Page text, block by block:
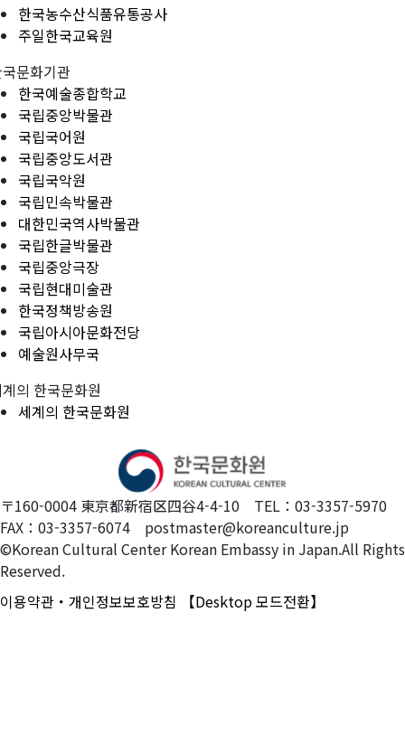
한국농수산식품유통공사
주일한국교육원
문화기관
한국예술종합학교
국립중앙박물관
국립국어원
국립중앙도서관
국립국악원
국립민속박물관
대한민국역사박물관
국립한글박물관
국립중앙극장
국립현대미술관
한국정책방송원
국립아시아문화전당
예술원사무국
의 한국문화원
세계의 한국문화원
〒160-0004 東京都新宿区四谷4-4-10 TEL：03-3357-5970
FAX：03-3357-6074 postmaster@koreanculture.jp
©Korean Cultural Center Korean Embassy in Japan.All Rights
Reserved.
이용약관・개인정보보호방침
【Desktop 모드전환】